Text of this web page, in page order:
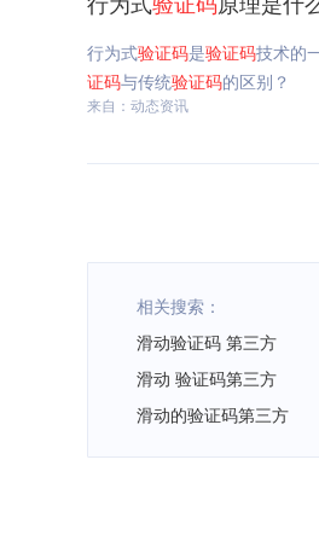
行为式验证码是验证码技术的
证码与传统验证码的区别？
来自：动态资讯
相关搜索：
滑动验证码 第三方
滑动 验证码第三方
滑动的验证码第三方